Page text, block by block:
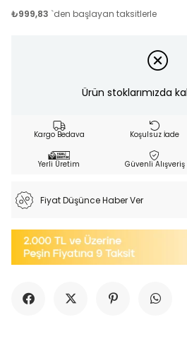
₺999,83 `den başlayan taksitlerle
Ürün stoklarımızda
Kargo Bedava Koşulsuz İade
Yerli Üretim Güvenli Alışveriş
Fiyat Düşünce Haber Ver